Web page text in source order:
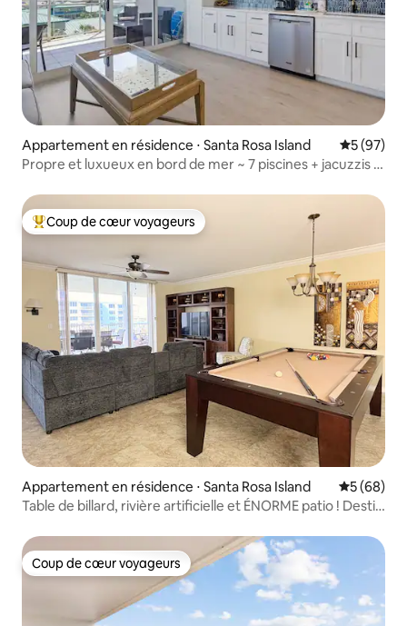
Appartement en résidence ⋅ Santa Rosa Island
5 (97)
Propre et luxueux en bord de mer ~ 7 piscines + jacuzzis +
Coups de cœur voyageurs les plus appréciés
Coup de cœur voyageurs
Appartement en résidence ⋅ Santa Rosa Island
5 (68)
Table de billard, rivière artificielle et ÉNORME patio ! Destin
Coup de cœur voyageurs
Coup de cœur voyageurs